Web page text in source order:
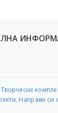
Творчески
Направи си